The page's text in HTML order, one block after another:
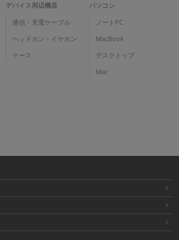
デバイス周辺機器
通信・充電ケーブル
ヘッドホン・イヤホン
ケース
パソコン
ノートPC
MacBook
デスクトップ
Mac